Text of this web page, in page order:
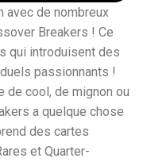
avec de nombreux
Breakers ! Ce
qui introduisent des
passionnants !
de cool, de mignon ou
a quelque chose
des cartes
et Quarter-